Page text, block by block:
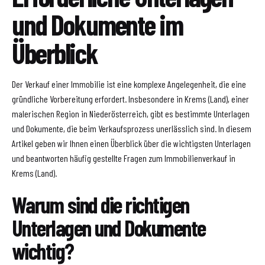
und Dokumente im
Überblick
Der Verkauf einer Immobilie ist eine komplexe Angelegenheit, die eine
gründliche Vorbereitung erfordert. Insbesondere in Krems (Land), einer
malerischen Region in Niederösterreich, gibt es bestimmte Unterlagen
und Dokumente, die beim Verkaufsprozess unerlässlich sind. In diesem
Artikel geben wir Ihnen einen Überblick über die wichtigsten Unterlagen
und beantworten häufig gestellte Fragen zum Immobilienverkauf in
Krems (Land).
Warum sind die richtigen
Unterlagen und Dokumente
wichtig?